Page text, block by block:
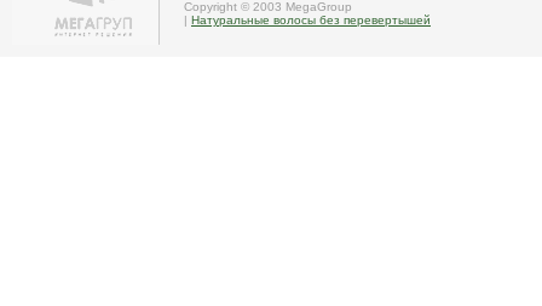
Copyright © 2003 MegaGroup
| Натуральные волосы без перевертышей